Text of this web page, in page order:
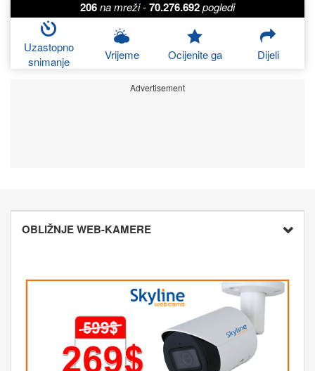
206na mreži-70.276.692pogledi
Uzastopno
snimanje
Vrijeme Ocijenite ga Dijeli
Advertisement
OBLIŽNJE WEB-KAMERE